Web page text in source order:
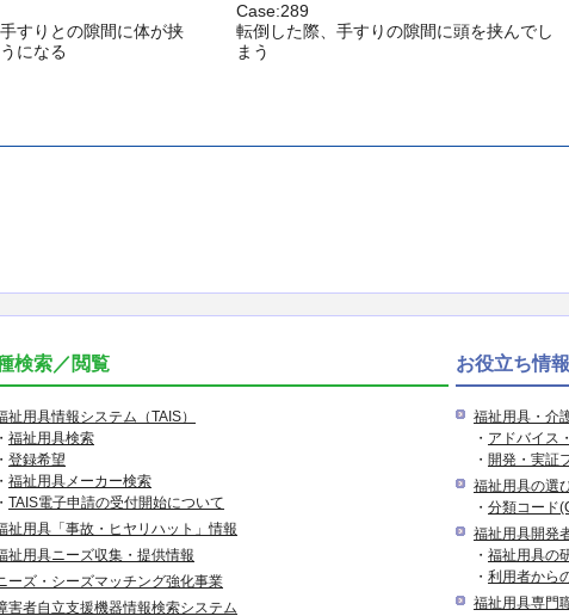
すりとの隙間に体が挟
になる
Case:289
転倒した際、手すりの隙間に頭を挟んでし
まう
検索／閲覧
祉用具情報システム（TAIS）
・ 福祉用具検索
・ 登録希望
・ 福祉用具メーカー検索
・ TAIS電子申請の受付開始について
祉用具「事故・ヒヤリハット」情報
祉用具ニーズ収集・提供情報
ーズ・シーズマッチング強化事業
害者自立支援機器情報検索システム
お役立ち情報
福祉用具・介
・ アドバイス
・ 開発・実証
福祉用具の選
・ 分類コード
福祉用具開発
・ 福祉用具の
・ 利用者から
福祉用具専門